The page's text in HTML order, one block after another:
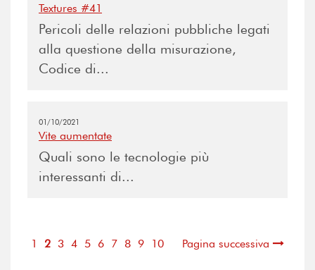
Textures #41
Pericoli delle relazioni pubbliche legati
alla questione della misurazione,
Codice di...
01/10/2021
Vite aumentate
Quali sono le tecnologie più
interessanti di...
1 2 3 4 5 6 7 8 9 10 Pagina successiva